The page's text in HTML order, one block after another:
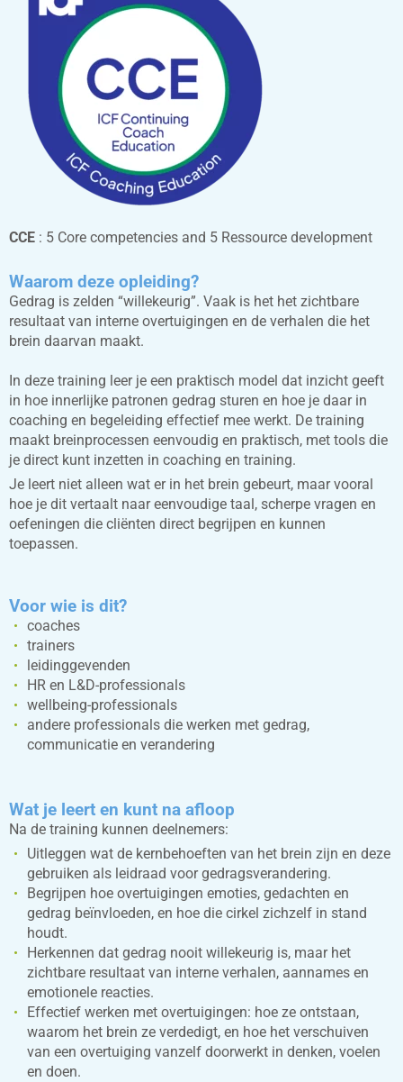
CCE : 5 Core competencies and 5 Ressource development
Waarom deze opleiding?
Gedrag is zelden “willekeurig”. Vaak is het het zichtbare
resultaat van interne overtuigingen en de verhalen die het
brein daarvan maakt.
In deze training leer je een praktisch model dat inzicht geeft
in hoe innerlijke patronen gedrag sturen en hoe je daar in
coaching en begeleiding effectief mee werkt. De training
maakt breinprocessen eenvoudig en praktisch, met tools die
je direct kunt inzetten in coaching en training.
Je leert niet alleen wat er in het brein gebeurt, maar vooral
hoe je dit vertaalt naar eenvoudige taal, scherpe vragen en
oefeningen die cliënten direct begrijpen en kunnen
toepassen.
Voor wie is dit?
coaches
trainers
leidinggevenden
HR en L&D-professionals
wellbeing-professionals
andere professionals die werken met gedrag,
communicatie en verandering
Wat je leert en kunt na afloop
Na de training kunnen deelnemers:
Uitleggen wat de kernbehoeften van het brein zijn en deze
gebruiken als leidraad voor gedragsverandering.
Begrijpen hoe overtuigingen emoties, gedachten en
gedrag beïnvloeden, en hoe die cirkel zichzelf in stand
houdt.
Herkennen dat gedrag nooit willekeurig is, maar het
zichtbare resultaat van interne verhalen, aannames en
emotionele reacties.
Effectief werken met overtuigingen: hoe ze ontstaan,
waarom het brein ze verdedigt, en hoe het verschuiven
van een overtuiging vanzelf doorwerkt in denken, voelen
en doen.